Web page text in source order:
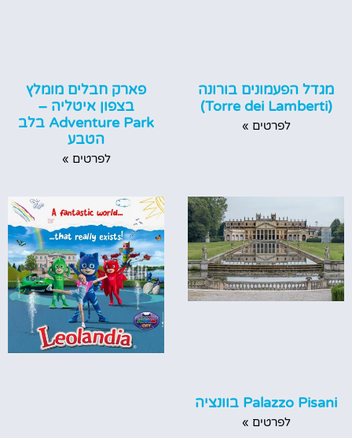
מגדל הפעמונים בורונה
(Torre dei Lamberti)
לפרטים »
פארק חבלים מומלץ
בצפון איטליה –
Adventure Park בלב
הטבע
לפרטים »
Palazzo Pisani בוונציה
לפרטים »